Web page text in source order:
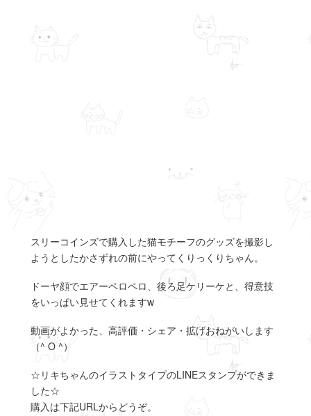
スリーコインズで購入した猫モチーフのグッズを撮影し
ようとしたかさずれの前にやってくりっくりちゃん。
ドーヤ顔でエアーペロペロ、後ろ足ケリーケと、得意技
をいっぱい見せてくれますw
動画がよかった、高評価・シェア・拡げおねがいします
（^ O ^）
☆リキちゃんのイラストタイプのLINEスタンプができま
した☆
購入は下記URLからどうぞ。